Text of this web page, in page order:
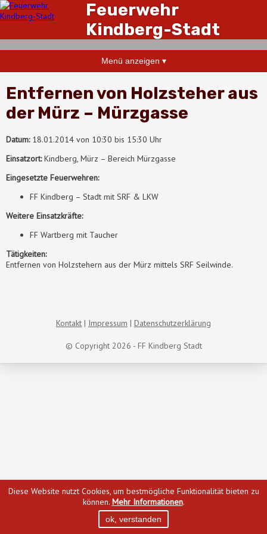
Feuerwehr
Kindberg-Stadt
Menü anzeigen ▾
Entfernen von Holzsteher aus
der Mürz – Mürzgasse
Datum: 18.01.2014 von 10:30 bis 15:30 Uhr
Einsatzort:Kindberg, Mürz – Bereich Mürzgasse
Eingesetzte Feuerwehren:
FF Kindberg – Stadt mit SRF & LKW
Weitere Einsatzkräfte:
FF Wartberg mit Taucher
Tätigkeiten:
Entfernen von Holzstehern aus der Mürz mittels SRF Seilwinde.
© Copyright 2026 - FF Kindberg Stadt
Kontakt Impressum Datenschutzerklärung
Diese Website nutzt Cookies, um bestmögliche Funktionalität bieten zu
können. Mehr Informationen.
ok, verstanden